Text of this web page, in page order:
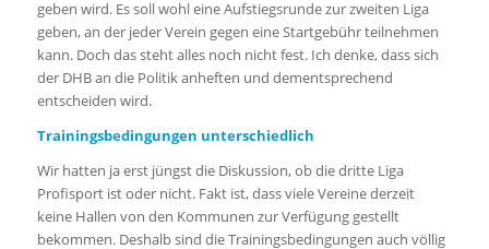
geben wird. Es soll wohl eine Aufstiegsrunde zur zweiten Liga
geben, an der jeder Verein gegen eine Startgebühr teilnehmen
kann. Doch das steht alles noch nicht fest. Ich denke, dass sich
der DHB an die Politik anheften und dementsprechend
entscheiden wird.
Trainingsbedingungen unterschiedlich
Wir hatten ja erst jüngst die Diskussion, ob die dritte Liga
Profisport ist oder nicht. Fakt ist, dass viele Vereine derzeit
keine Hallen von den Kommunen zur Verfügung gestellt
bekommen. Deshalb sind die Trainingsbedingungen auch völlig